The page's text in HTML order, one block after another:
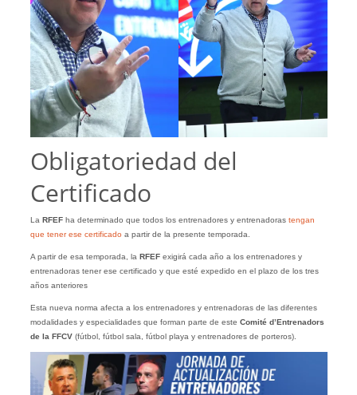
Obligatoriedad del
Certificado
La RFEFha determinado que todos los entrenadores y entrenadoras tengan
que tener ese certificado a partir de la presente temporada.
A partir de esa temporada, la RFEFexigirá cada año a los entrenadores y
entrenadoras tener ese certificado y que esté expedido en el plazo de los tres
años anteriores
Esta nueva norma afecta a los entrenadores y entrenadoras de las diferentes
modalidades y especialidades que forman parte de este Comité d’Entrenadors
de la FFCV(fútbol, fútbol sala, fútbol playa y entrenadores de porteros).